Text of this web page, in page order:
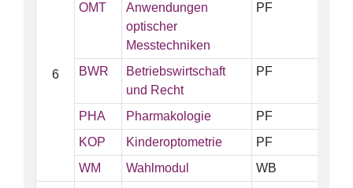
6
OMT
Anwendungen
optischer
Messtechniken
PF
BWR
Betriebswirtschaft
und Recht
PF
PHA Pharmakologie
PF
KOP
Kinderoptometrie
PF
WM
Wahlmodul
WB